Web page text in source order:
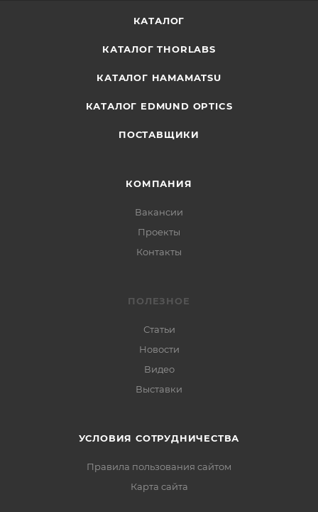
КАТАЛОГ
КАТАЛОГ THORLABS
КАТАЛОГ HAMAMATSU
КАТАЛОГ EDMUND OPTICS
ПОСТАВЩИКИ
КОМПАНИЯ
Вакансии
Проекты
Контакты
ПОЛЕЗНОЕ
Статьи
Новости
Видео
Выставки
УСЛОВИЯ СОТРУДНИЧЕСТВА
Правила пользования сайтом
Карта сайта